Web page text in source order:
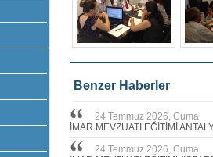
Benzer Haberler
24 Temmuz 2026, Cuma
İMAR MEVZUATI EĞİTİMİ
24 Temmuz 2026, Cuma